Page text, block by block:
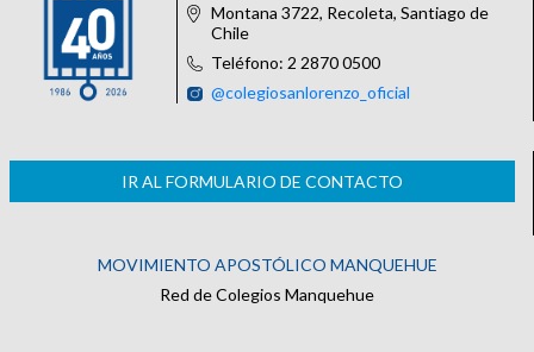
Montana 3722, Recoleta, Santiago de
Chile
Teléfono: 2 2870 0500
@colegiosanlorenzo_oficial
IR AL FORMULARIO DE CONTACTO
MOVIMIENTO APOSTÓLICO MANQUEHUE
Red de Colegios Manquehue